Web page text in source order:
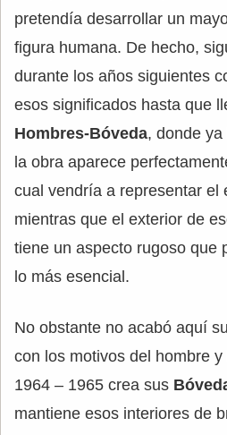
pretendía desarrollar un
figura humana. De hecho,
durante los años siguientes
esos significados hasta que
Hombres-Bóveda, donde
la obra aparece
cual vendría a representar el
mientras que el exterior de
tiene un aspecto rugoso que
lo más esencial.
No obstante no acabó aquí
con los motivos del hombre
1964 – 1965 crea sus
mantiene esos interiores de